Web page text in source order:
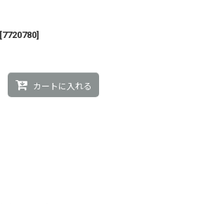
[7720780]
カートに入れる